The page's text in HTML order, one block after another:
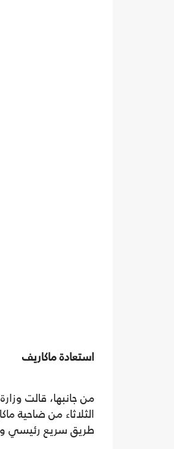
استعادة ماكاريف
من جانبها، قالت
الثلاثاء من ضاحية
طريق سريع رئيسي